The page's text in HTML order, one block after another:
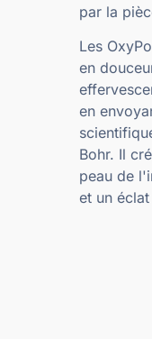
par la
Les
en
en
Bohr. Il
peau de
et un